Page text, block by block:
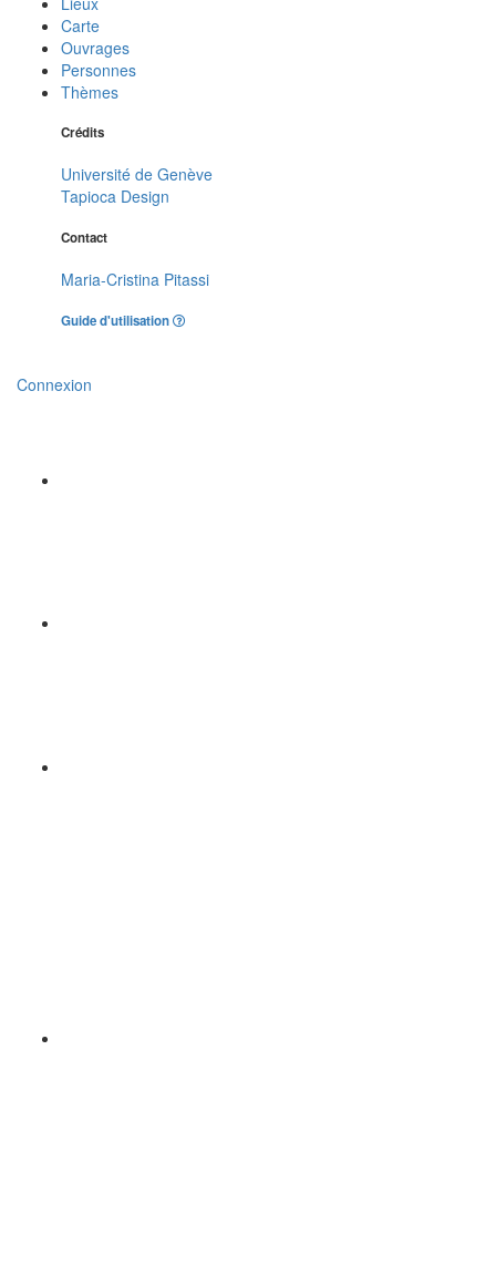
Carte
Ouvrages
Personnes
Thèmes
Crédits
Université de Genève
Tapioca Design
Contact
Maria-Cristina Pitassi
Guide d'utilisation
Connexion